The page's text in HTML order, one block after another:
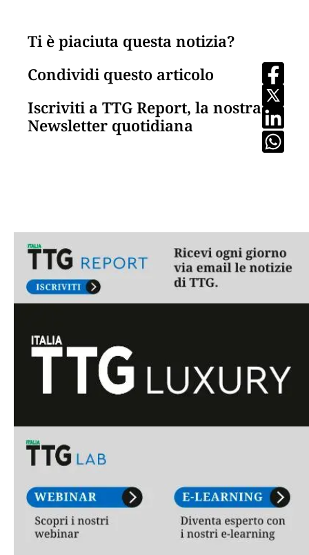
Ti è piaciuta questa notizia?
Condividi questo articolo
Iscriviti a TTG Report, la nostra
Newsletter quotidiana